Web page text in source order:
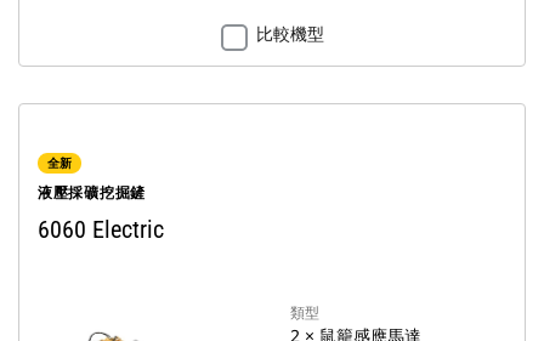
比較機型
全新
液壓採礦挖掘鏟
6060 Electric
類型
2 × 鼠籠感應馬達